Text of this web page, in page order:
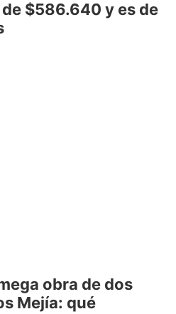
$586.640 y es de
obra de dos
Mejía: qué